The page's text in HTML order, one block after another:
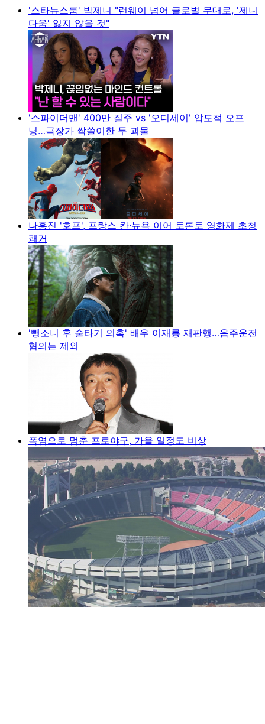
'스타뉴스룸' 박제니 "런웨이 넘어 글로벌 무대로, '제니
다움' 잃지 않을 것"
'스파이더맨' 400만 질주 vs '오디세이' 압도적 오프
닝…극장가 싹쓸이한 두 괴물
나홍진 '호프', 프랑스 칸·뉴욕 이어 토론토 영화제 초청
쾌거
'뺑소니 후 술타기 의혹' 배우 이재룡 재판행…음주운전
혐의는 제외
폭염으로 멈춘 프로야구, 가을 일정도 비상